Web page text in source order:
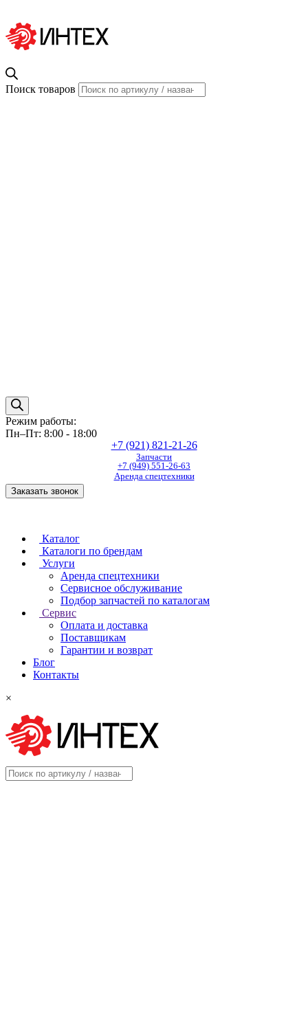
Поиск товаров
Режим работы:
Пн–Пт: 8:00 - 18:00
+7 (921) 821-21-26
Запчасти
+7 (949) 551-26-63
Аренда спецтехники
Заказать звонок
Каталог
Каталоги по брендам
Услуги
Аренда спецтехники
Сервисное обслуживание
Подбор запчастей по каталогам
Сервис
Оплата и доставка
Поставщикам
Гарантии и возврат
Блог
Контакты
×